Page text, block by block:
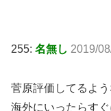
255: 名無し 2019/
菅原評価してるよ
海外にいったらす